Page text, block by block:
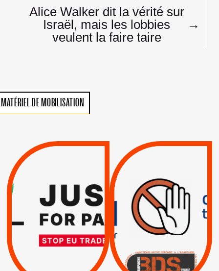
Alice Walker dit la vérité sur
Israël, mais les lobbies
veulent la faire taire
→
MATÉRIEL DE MOBILISATION
VIOLATIONS DES
SUSPENSION
TOTALE DE
L’ACCORD
D’ASSOCIATION UE-
ISRAËL
RESPECT DU DROIT
INTERNATIONAL ?
TRUMP, MACRON :
MÊME COMBAT
| Actus |
| Boycott militaire |
Lettres d'interpellation